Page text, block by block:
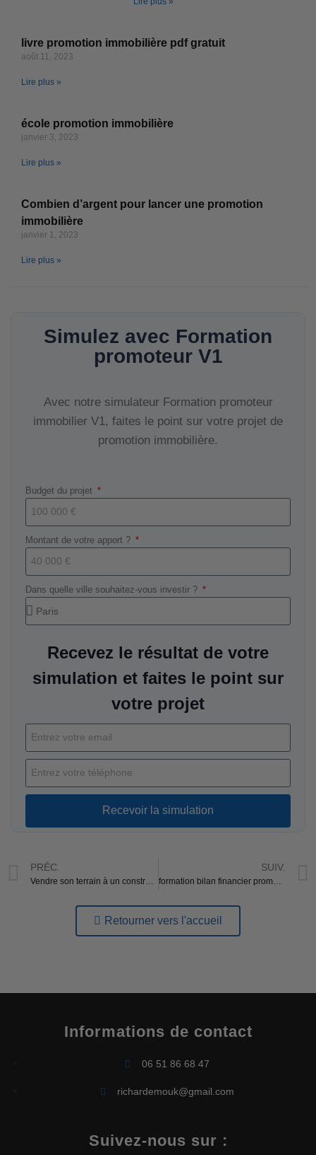
livre promotion immobilière pdf gratuit
août 11, 2023
Lire plus »
école promotion immobilière
janvier 3, 2023
Lire plus »
Combien d’argent pour lancer une promotion
immobilière
janvier 1, 2023
Lire plus »
Simulez avec Formation
promoteur V1
Avec notre simulateur Formation promoteur
immobilier V1, faites le point sur votre projet de
promotion immobilière.
Budget du projet
Montant de votre apport ?
Dans quelle ville souhaitez-vous investir ?
Recevez le résultat de votre
simulation et faites le point sur
votre projet
Recevoir la simulation
PRÉC. SUIV.
Retourner vers l'accueil
Informations de contact
06 51 86 68 47
richardemouk@gmail.com
Suivez-nous sur :